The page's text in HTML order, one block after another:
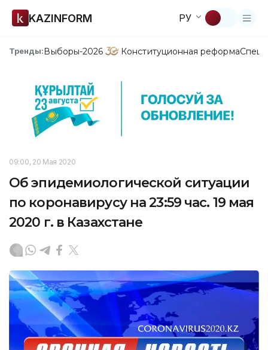
KAZINFORM РУ
Тренды:Выборы-2026 Конституционная реформа
09:00, 20 Мая 2020
Об эпидемиологической ситуации
по коронавирусу на 23:59 час. 19 мая
2020 г. в Казахстане